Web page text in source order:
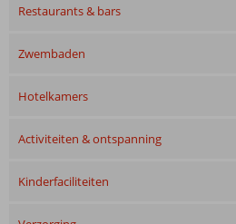
Restaurants & bars
Zwembaden
Hotelkamers
Activiteiten & ontspanning
Kinderfaciliteiten